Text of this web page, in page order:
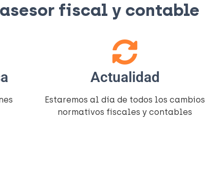
fiscal y contable​
Actualidad
Estaremos al día de todos los cambios
normativos fiscales y contables